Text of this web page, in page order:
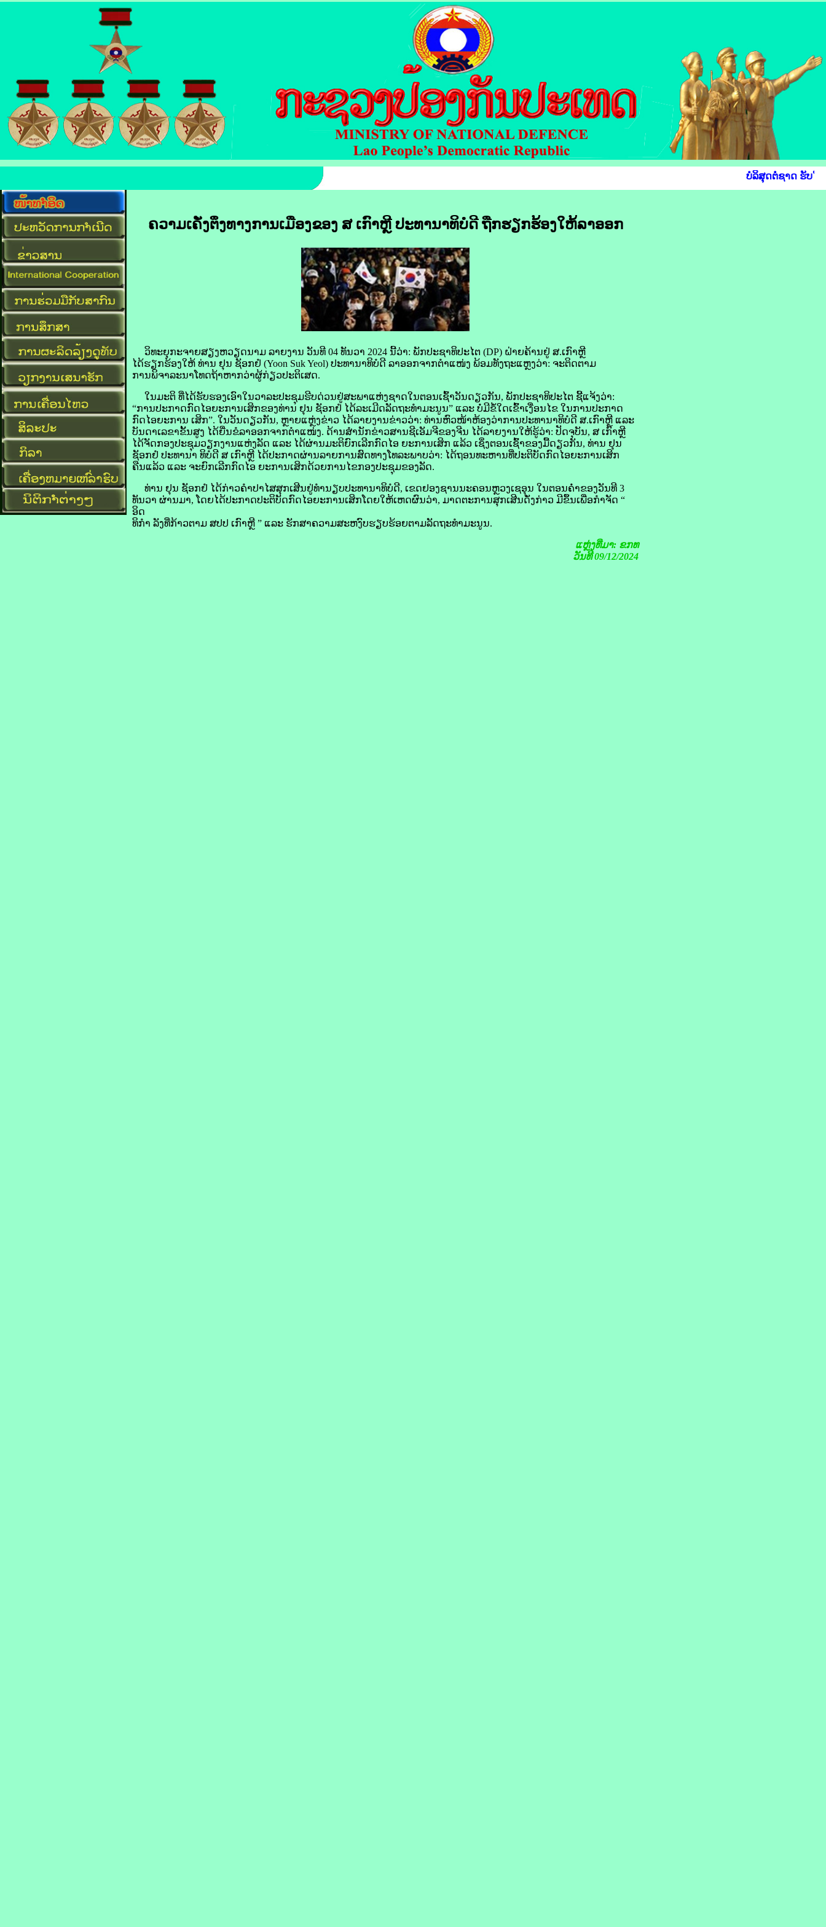
ບໍລິສຸດຕໍ່ຊາດ ຮັບໃຊ້
ຄວາມ​ເຄັ່ງ​ຕຶງ​ທາງ​ການເມືອງຂອງ ສ ເກົາຫຼີ ປະທານາທິບໍດີ ຖືກຮຽກຮ້ອງໃຫ້ລາອອກ
ວິທະຍຸ​ກະຈາຍສຽງ​ຫວຽດນາມ​ ລາຍ​ງານ​ ວັນ​ທີ 04 ທັນວາ 2024 ນີ້​ວ່າ: ພັກ​ປະຊາທິປະໄຕ (DP) ຝ່າຍ​ຄ້ານ​ຢູ່ ສ.ເກົາຫຼີ
ໄດ້​ຮຽກຮ້ອງ​ໃຫ້​ ທ່ານ ຢຸນ ຊັອກ​ຢໍ (Yoon Suk Yeol) ປະທານາທິບໍດີ ລາ​ອອກ​ຈາກ​ຕຳແໜ່ງ ພ້ອມ​ທັງ​ຖະແຫຼງ​ວ່າ: ຈະ​ຕິດຕາມ
ການ​ພິຈາລະນາ​ໂທດ​ຖ້າ​ຫາ​ກວ່າ​ຜູ້ກ່ຽວ​ປະຕິເສດ.
ໃນ​ມະຕິ ທີ່​ໄດ້​ຮັບຮອງ​ເອົາ​ໃນ​ວາລະ​ປະຊຸມ​ຮີບ​ດ່ວນ​ຢູ່​ສະພາ​ແຫ່ງ​ຊາດ​ໃນ​ຕອນ​ເຊົ້າ​ວັນ​ດຽວ​ກັນ, ພັກ​ປະຊາທິປະໄຕ ຊີ້​ແຈ້ງວ່າ:
“ການ​ປະກາດ​ກົດໄອຍະການເສິກ​ຂອງ​ທ່ານ ຢຸນ ຊັອກ​ຢໍ ໄດ້​ລະເມີດ​ລັດ​ຖະ​ທຳ​ມະນູນ” ແລະ ບໍ່ມີຂໍ້ໃດເຂົ້າເງື່ອນໄຂ ໃນ​ການ​ປະກາດ
ກົດໄອຍະການ ເສິກ”. ໃນ​ວັນ​ດຽວ​ກັນ, ຫຼາຍແຫຼ່ງ​ຂ່າວ ໄດ້​ລາຍງານຂ່າວ​ວ່າ: ທ່ານ​ຫົວໜ້າ​ຫ້ອງ​ວ່າການ​ປະທານາທິບໍດີ ສ.ເກົາຫຼີ ແລະ
ບັນດາ​ເລຂາ​ຂັ້ນ​ສູງ ໄດ້ຍື່ນ​ຂໍ​ລາ​ອອກ​ຈາກ​ຕຳແໜ່ງ. ດ້ານສໍານັກຂ່າວສານ​ຊີ​ເອັມ​ຈີ​ຂອງ​ຈີນ ໄດ້​ລາຍ​ງານ​ໃຫ້​ຮູ້​ວ່າ: ປັດຈຸບັນ, ສ ເກົາຫຼີ
ໄດ້​ຈັດ​ກອງ​ປະຊຸມ​ວຽກ​ງານ​ແຫ່ງ​ລັດ ແລະ ໄດ້​ຜ່ານ​ມະຕິ​ຍົກເລີກ​ກົດໄອ ຍະການເສິກ ແລ້ວ ເຊິ່ງ​ຕອນ​ເຊົ້າ​ຂອງ​ມື້​ດຽວ​ກັນ, ທ່ານ ຢຸນ
ຊັອກ​ຢໍ ປະທານາ ທິບໍດີ ສ ເກົາຫຼີ ໄດ້​ປະກາດ​ຜ່ານ​ລາຍການ​ສົດ​ທາງ​ໂທລະພາບ​ວ່າ: ໄດ້​ຖອນ​ທະຫານ​ທີ່​ປະຕິບັດ​ກົດໄອຍະການເສິກ​
ຄືນ​ແລ້ວ ແລະ ຈະ​ຍົກເລີກ​ກົດໄອ ຍະການເສິກ​ດ້ວຍ​ການ​ໄຂ​ກອງ​ປະຊຸມ​ຂອງ​ລັດ.
ທ່ານ ຢຸນ ຊັອກ​ຢໍ ໄດ້​ກ່າວ​ຄຳ​ປາ​ໄສ​ສຸກ​ເສີນ​ຢູ່​ທຳ​ນຽບ​ປະທານາທິບໍດີ, ເຂດ​ຢອງ​ຊານ​ນະຄອນຫຼວງ​ເຊ​ອຸນ​ ໃນ​ຕອນ​ຄ່ຳ​ຂອງ​ວັນ​ທີ 3
ທັນວາ ຜ່ານ​ມາ, ໂດຍ​ໄດ້​ປະກາດ​ປະຕິບັດ​ກົດໄອຍະການເສິກໂດຍໃຫ້ເຫດຜົນວ່າ, ມາດ​ຕະການ​ສຸກ​ເສີນ​ດັ່ງກ່າວ ມີ​ຂຶ້ນ​ເພື່ອ​ກຳຈັດ “
ອິດ​
ທິ​ກຳ ລັງ​ທີ່​ກ້າວ​ຕາມ ​ສປປ ເກົາຫຼີ ” ແລະ ຮັກສາ​ຄວາມ​ສະຫງົບ​ຮຽບ​ຮ້ອຍ​ຕາມ​ລັດ​ຖະ​ທຳ​ມະນູນ.
ແຫຼ່ງທີ່ມາ: ຂກທ
ວັນທີ 09/12/2024